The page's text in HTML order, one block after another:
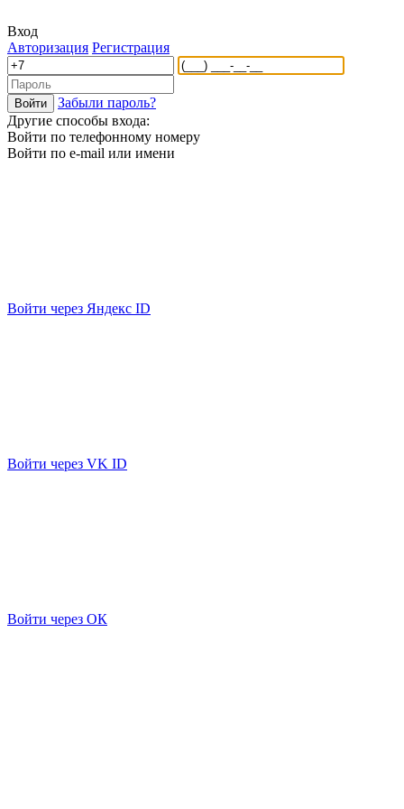
Вход
Авторизация Регистрация
Забыли пароль?
Другие способы входа:
Войти по телефонному номеру
Войти по e-mail или имени
Войти через Яндекс ID
Войти через VK ID
Войти через ОК